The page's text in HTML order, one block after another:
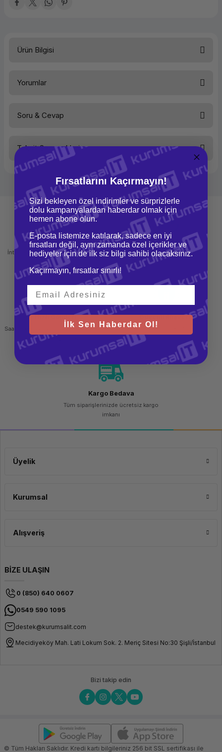
Ürün Bilgisi
Yorumlar
Soru & Cevap
Ürün hakkında henüz soru sorulmamış.
Soru Sor
Taksit Seçenekleri
Mağazadan Teslimat
İnternetten sipariş et ve mağazadan
teslim al
İade ve Değişim
Kolay iade ve değişim imkanı
Hızlı Gönderi
Saat 15.00'a kadar yapılan siparişlerde
aynı gün kargo imkanı
Güvenli Alışveriş
256 bit SSL sertifikası
Kargo Bedava
Tüm siparişlerinizde ücretsiz kargo
imkanı
Üyelik
Kurumsal
Alışveriş
BİZE ULAŞIN
0 (850) 640 0607
0549 590 1095
destek@kurumsalit.com
Mecidiyeköy Mah. Lati Lokum Sok. 2. Meriç Sitesi No:30 Şişli/İstanbul
Bizi takip edin
© Tüm Hakları Saklıdır. Kredi kartı bilgileriniz 256 bit SSL sertifikası ile
Fırsatlarını Kaçırmayın!
Sizi bekleyen özel indirimler ve sürprizlerle
dolu kampanyalardan haberdar olmak için
hemen abone olun.
E-posta listemize katılarak, sadece en iyi
fırsatları değil, aynı zamanda özel içerikler ve
hediyeler için de ilk siz bilgi sahibi olacaksınız.
Kaçırmayın, fırsatlar sınırlı!
İlk Sen Haberdar Ol!